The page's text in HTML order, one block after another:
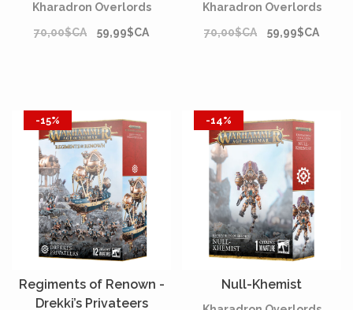
Kharadron Overlords
70,00$CA
59,99$CA
Kharadron Overlords
70,00$CA
59,99$CA
-15%
Regiments of Renown -
Drekki’s Privateers
-14%
Null-Khemist